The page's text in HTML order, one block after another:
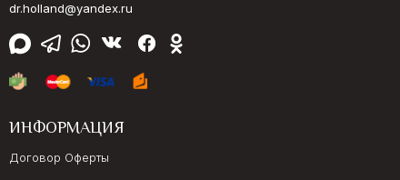
dr.holland@yandex.ru
ИНФОРМАЦИЯ
Договор Оферты